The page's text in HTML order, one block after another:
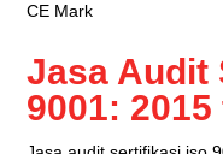
CE Mark
Jasa Audit
9001: